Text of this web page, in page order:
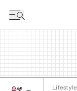
Lifestyle